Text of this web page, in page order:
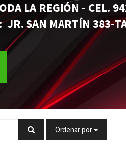
REGIÓN - CEL.
383-
Ordenar por